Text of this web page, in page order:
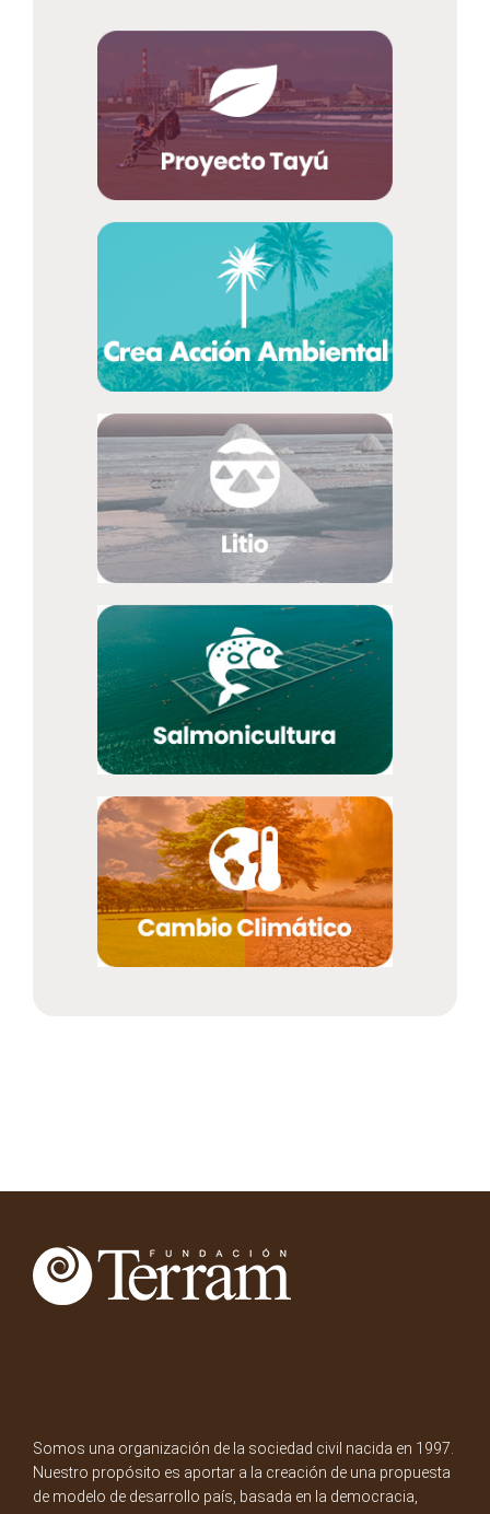
Somos una organización de la sociedad civil nacida en 1997.
Nuestro propósito es aportar a la creación de una propuesta
de modelo de desarrollo país, basada en la democracia,